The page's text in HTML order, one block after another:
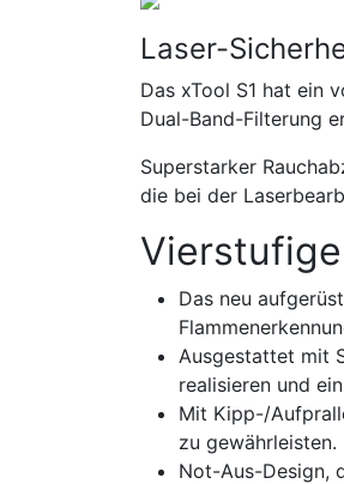
Laser-
Das xTool S1 hat ein
Dual-Band-Filterung
Superstarker
die bei der
Das neu
Ausgestattet mit
realisieren und
Mit Kipp-/
zu gewährleisten.
Not-Aus-Design,